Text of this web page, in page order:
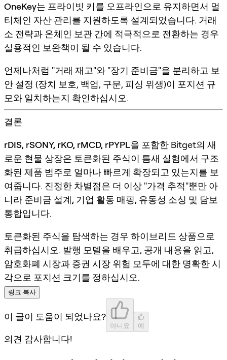
OneKey는 프라이빗 키를 오프라인으로 유지하면서 멀
티체인 자산 관리를 지원하도록 설계되었습니다. 거래
소 전략과 온체인 보관 간에 적극적으로 전환하는 경우
실용적인 보완책이 될 수 있습니다.
언제나처럼 "거래 재고"와 "장기 준비금"을 분리하고 보
안 설정 (장치 보호, 백업, 구문, 피싱 위생)이 포지션 규
모와 일치하는지 확인하십시오.
결론
rDIS, rSONY, rKO, rMCD, rPYPL을 포함한 Bitget의 새
로운 현물 상장은 토큰화된 주식이 틈새 실험에서 구조
화된 제품 범주로 얼마나 빠르게 확장되고 있는지를 보
여줍니다. 진정한 차별점은 더 이상 "가격 추적"뿐만 아
니라 준비금 설계, 기업 활동 매핑, 유동성 소싱 및 담보
통합입니다.
토큰화된 주식을 탐색하는 경우 하이브리드 상품으로
취급하십시오. 발행 모델을 배우고, 공개 내용을 읽고,
암호화폐 시장과 증권 시장 위험 모두에 대한 명확한 시
각으로 포지션 크기를 정하십시오.
링크 복사
이 글이 도움이 되었나요?
아니요 예
의견 감사합니다!